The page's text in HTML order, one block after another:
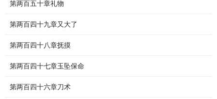
第两百五十章礼物
第两百四十九章又大了
第两百四十八章抚摸
第两百四十七章玉坠保命
第两百四十六章刀术